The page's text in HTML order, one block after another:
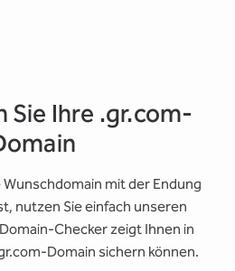
Sie Ihre .gr.com-
mit der Endung
nutzen Sie einfach unseren
Checker zeigt Ihnen in
Domain sichern können.